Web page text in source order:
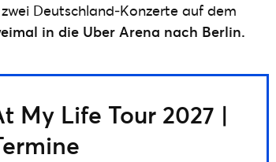
Deutschland‑Konzerte auf dem
in die Uber Arena nach Berlin.
My Life Tour 2027 |